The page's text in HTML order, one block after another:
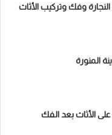
النجارة وفك وتركيب الأثاث
المنورة
الأثاث بعد الفك